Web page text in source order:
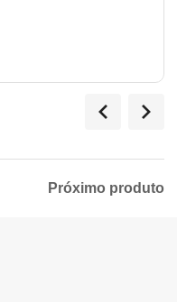
Próximo produto